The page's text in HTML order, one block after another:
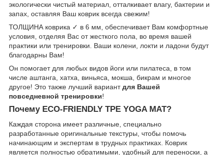
экологически чистый материал, отталкивает влагу, бактерии и
запах, оставляя Ваш коврик всегда свежим!
ТОЛЩИНА коврика ✓ в 6 мм, обеспечивает Вам комфортные
условия, отделяя Вас от жесткого пола, во время вашей
практики или тренировки. Ваши колени, локти и ладони будут
благодарны Вам!
Он помогает для любых видов йоги или пилатеса, в том
числе аштанга, хатха, виньяса, мокша, бикрам и многое
другое! Это также лучший вариантдля Вашей
повседневной тренировки!
Почему ECO-FRIENDLY TPE​ YOGA MAT?
Каждая сторона имеет различные, специально
разработанные оригинальные текстуры, чтобы помочь
начинающим и экспертам в трудных практиках. Коврик
является полностью обратимыми, удобный для переноски, а